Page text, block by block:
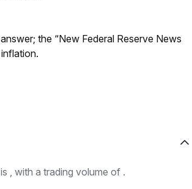
the “New Federal Reserve News
, with a trading volume of .